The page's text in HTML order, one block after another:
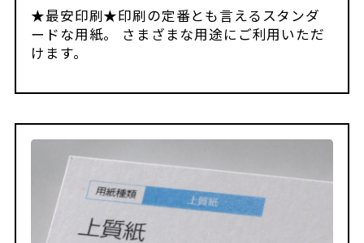
★最安印刷★印刷の定番とも言えるスタンダ
ードな用紙。 さまざまな用途にご利用いただ
けます。